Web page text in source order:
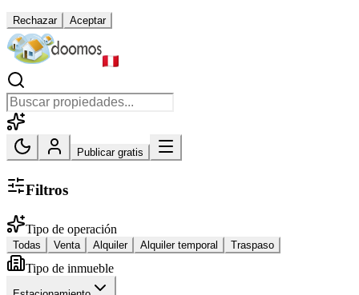
Rechazar Aceptar
Publicar gratis
Filtros
Tipo de operación
Todas Venta Alquiler Alquiler temporal Traspaso
Tipo de inmueble